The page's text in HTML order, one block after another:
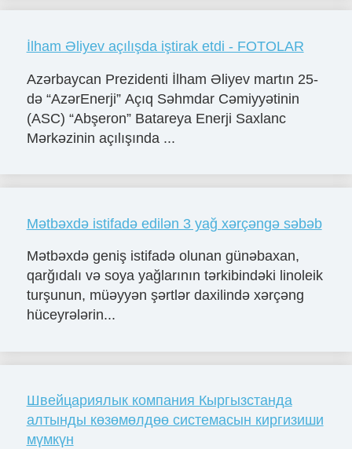
İlham Əliyev açılışda iştirak etdi - FOTOLAR
Azərbaycan Prezidenti İlham Əliyev martın 25-
də “AzərEnerji” Açıq Səhmdar Cəmiyyətinin
(ASC) “Abşeron” Batareya Enerji Saxlanc
Mərkəzinin açılışında ...
Mətbəxdə istifadə edilən 3 yağ xərçəngə səbəb
Mətbəxdə geniş istifadə olunan günəbaxan,
qarğıdalı və soya yağlarının tərkibindəki linoleik
turşunun, müəyyən şərtlər daxilində xərçəng
hüceyrələrin...
Швейцариялык компания Кыргызстанда
алтынды көзөмөлдөө системасын киргизиши
мүмкүн